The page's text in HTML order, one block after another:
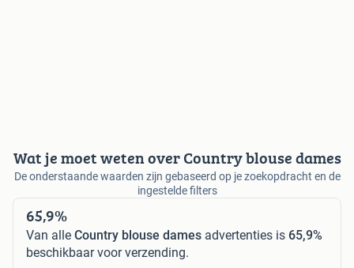
Wat je moet weten over Country blouse dames
De onderstaande waarden zijn gebaseerd op je zoekopdracht en de
ingestelde filters
65,9%
Van alle Country blouse dames advertenties is 65,9%
beschikbaar voor verzending.